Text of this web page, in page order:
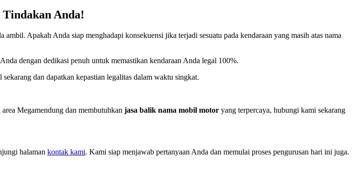
Anda!
ambil. Apakah Anda siap menghadapi konsekuensi jika terjadi sesuatu pada kendaraan yang masih atas nama
dengan dedikasi penuh untuk memastikan kendaraan Anda legal 100%.
dan dapatkan kepastian legalitas dalam waktu singkat.
Megamendung dan membutuhkan jasa balik nama mobil motor yang terpercaya, hubungi kami sekarang
halaman kontak kami. Kami siap menjawab pertanyaan Anda dan memulai proses pengurusan hari ini juga.